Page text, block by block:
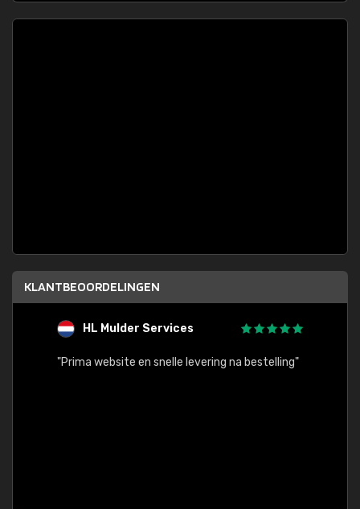
KLANTBEOORDELINGEN
HL Mulder Services
"Prima website en snelle levering na bestelling"